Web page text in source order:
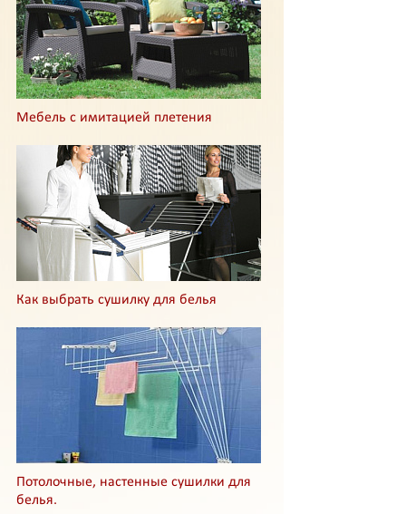
Мебель с имитацией плетения
Как выбрать сушилку для белья
Потолочные, настенные сушилки для
белья.